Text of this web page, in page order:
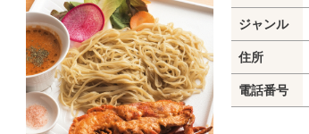
ジャンル
住所
電話番号